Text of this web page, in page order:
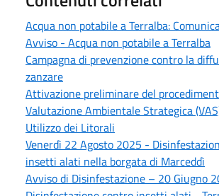
Acqua non potabile a Terralba:
Avviso - Acqua non potabile a Terralba
Campagna di prevenzione contro la
zanzare
Attivazione preliminare del
Valutazione Ambientale Strategica
Utilizzo dei Litorali
Venerdì 22 Agosto 2025 -
insetti alati nella borgata di Marceddì
Avviso di Disinfestazione – 20 Giugno